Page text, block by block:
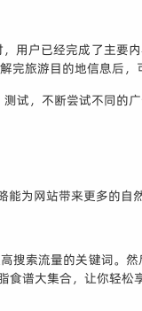
用户已经完成了主
旅游目的地信息后，
试，不断尝试不同的
为网站带来更多的自
搜索流量的关键词
谱大集合，让你轻